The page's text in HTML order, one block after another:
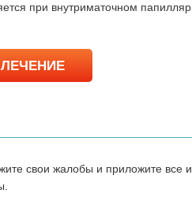
при внутриматочном
свои жалобы и приложите все